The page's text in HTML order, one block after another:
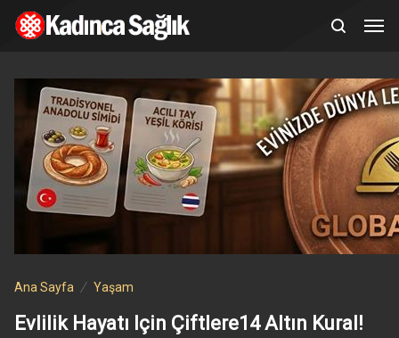
Ana Sayfa Yaşam
Evlilik Hayatı Için Çiftlere14 Altın Kural!